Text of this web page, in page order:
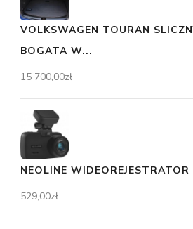
VOLKSWAGEN TOURAN
BOGATA W...
15 700,00zł
NEOLINE
529,00zł